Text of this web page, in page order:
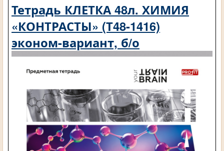
Тетрадь КЛЕТКА 48л. ХИМИЯ
«КОНТРАСТЫ» (Т48-1416)
эконом-вариант, б/о